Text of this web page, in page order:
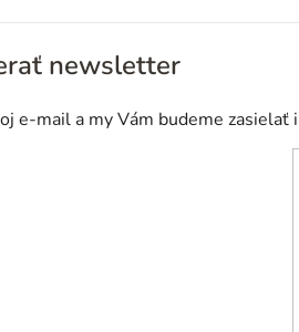
newsletter
e-mail a my Vám budeme zasielať